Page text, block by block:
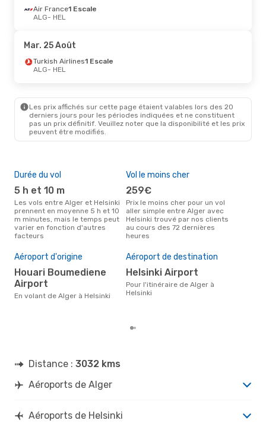
Ven. 2 Oct.- Ven. 9 Oct.
Air France1 Escale
HEL- ALG
- HEL
Air France1 Escale
HEL- ALG
Air France1 Escale
ALG- HEL
Mar. 25 Août
Turkish Airlines1 Escale
ALG- HEL
Les prix affichés sur cette page étaient valables lors des 20
derniers jours pour les périodes indiquées et ne constituent
pas un prix définitif. Veuillez noter que la disponibilité et les prix
peuvent être modifiés.
Durée du vol
5 h et 10 m
Les vols entre Alger et Helsinki
prennent en moyenne 5 h et 10
m minutes, mais le temps peut
varier en fonction d'autres
facteurs
Vol le moins cher
259€
Prix le moins cher pour un vol
aller simple entre Alger avec
Helsinki trouvé par nos clients
au cours des 72 dernières
heures
Aéroport d'origine
Houari Boumediene
Airport
En volant de Alger à Helsinki
Aéroport de destination
Helsinki Airport
Pour l'itinéraire de Alger à
Helsinki
Distance : 3032 kms
Aéroports de Alger
Aéroports de Helsinki